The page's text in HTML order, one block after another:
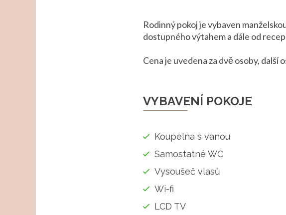
Rodinný pokoj je vybaven
dostupného výtahem a dále od
Cena je uvedena za dvě osoby, další
VYBAVENÍ POKOJE
Koupelna s vanou
Samostatné WC
Vysoušeč vlasů
Wi-fi
LCD TV